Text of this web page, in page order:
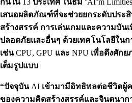
กันใน13 ประเทศ ในธีม ‘AI‘m
เสนอผลิตภัณฑ์ที่จะช่วยยกระดับประ
สร้างสรรค์ การเล่นเกมและความบันเ
ปลอดภัยและอื่นๆ ด้วยเทคโนโลยีในก
เช่นCPU, GPU และ NPU เพื่อดึงศักย
เต็มรูปแบบ
“ปัจจุบันAI เข้ามามีอิทธิพลต่อชีวิตผู้
ของความคิดสร้างสรรค์และจินตนาก